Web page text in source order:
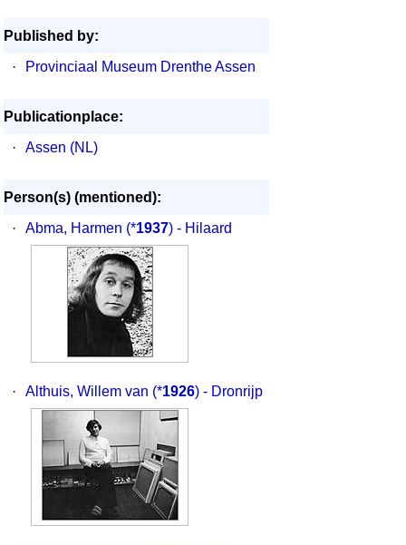
Published by:
·
Provinciaal Museum Drenthe Assen
Publicationplace:
·
Assen (NL)
Person(s) (mentioned):
·
Abma, Harmen (*1937) - Hilaard
· Althuis, Willem van (*1926) - Dronrijp